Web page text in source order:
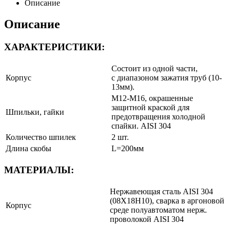
Описание
Описание
ХАРАКТЕРИСТИКИ:
Корпус
Cостоит из одной части,
с диапазоном зажатия труб (10-
13мм).
Шпильки, гайки
М12-М16, окрашенные
защитной краской для
предотвращения холодной
спайки. AISI 304
Количество шпилек
2 шт.
Длина скобы
L=200мм
МАТЕРИАЛЫ:
Корпус
Нержавеющая сталь AISI 304
(08Х18Н10), сварка в аргоновой
среде полуавтоматом нерж.
проволокой AISI 304